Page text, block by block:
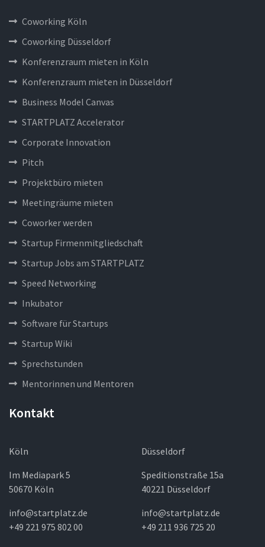
Coworking Köln
Coworking Düsseldorf
Konferenzraum mieten in Köln
Konferenzraum mieten in Düsseldorf
Business Model Canvas
STARTPLATZ Accelerator
Corporate Innovation
Pitch
Projektbüro mieten
Meetingräume mieten
Coworker werden
Startup Firmenmitgliedschaft
Startup Jobs am STARTPLATZ
Speed Networking
Inkubator
Software für Startups
Startup Wiki
Sprechstunden
Mentorinnen und Mentoren
Kontakt
Köln
Im Mediapark 5
50670 Köln
info@startplatz.de
+49 221 975 802 00
Düsseldorf
Speditionstraße 15a
40221 Düsseldorf
info@startplatz.de
+49 211 936 725 20